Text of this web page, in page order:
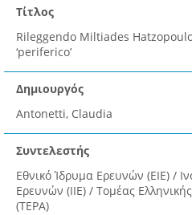
Τίτλος
Rileggendo Miltiades
‘periferico’
Δημιουργός
Antonetti, Claudia
Συντελεστής
Εθνικό Ίδρυμα Ερευνών (ΕΙΕ) /
Ερευνών (ΙΙΕ) / Τομέας
(ΤΕΡΑ)